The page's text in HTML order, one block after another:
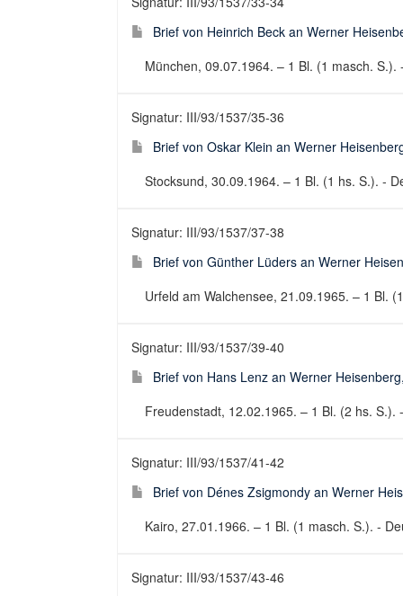
Brief von Heinrich Beck an Werner
München, 09.07.1964. – 1 Bl. (1 masch.
Signatur: III/93/1537/35-36
Brief von Oskar Klein an Werner
Stocksund, 30.09.1964. – 1 Bl. (1 hs. S.). -
Signatur: III/93/1537/37-38
Brief von Günther Lüders an Werner
Urfeld am Walchensee, 21.09.1965. – 1 Bl.
Signatur: III/93/1537/39-40
Brief von Hans Lenz an Werner
Freudenstadt, 12.02.1965. – 1 Bl. (2 hs. S.).
Signatur: III/93/1537/41-42
Brief von Dénes Zsigmondy an Werner
Kairo, 27.01.1966. – 1 Bl. (1 masch. S.). -
Signatur: III/93/1537/43-46